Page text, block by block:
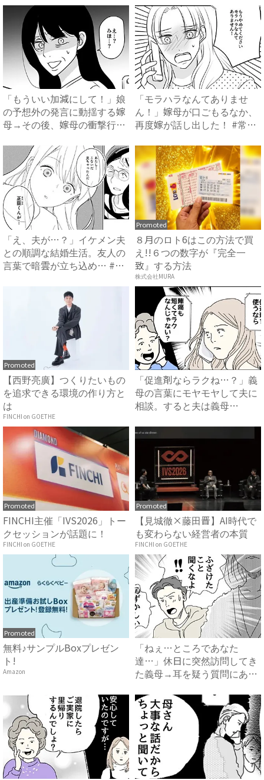
「もういい加減にして！」娘
の予想外の発言に動揺する嫁
母→その後、嫁母の衝撃行動
「モラハラなんてありませ
ん！」嫁母が口ごもるなか、
再度嫁が話し出した！ #常識
「え、夫が…？」イケメン夫
との順調な結婚生活。友人の
言葉で暗雲が立ち込め… #
Promoted
８月のロト6はこの方法で買
え!!６つの数字が『完全一
致』する方法
株式会社MURA
Promoted
【西野亮廣】つくりたいもの
を追求できる環境の作り方と
は
FINCHI on GOETHE
「促進剤ならラクね…？」義
母の言葉にモヤモヤして夫に
相談。すると夫は義母
Promoted
FINCHI主催「IVS2026」トー
クセッションが話題に！
FINCHI on GOETHE
Promoted
【見城徹×藤田晋】AI時代で
も変わらない経営者の本質
FINCHI on GOETHE
Promoted
無料♪サンプルBoxプレゼン
ト!
Amazon
「ねぇ…ところであなた
達…」休日に突然訪問してき
た義母→耳を疑う質問にあ